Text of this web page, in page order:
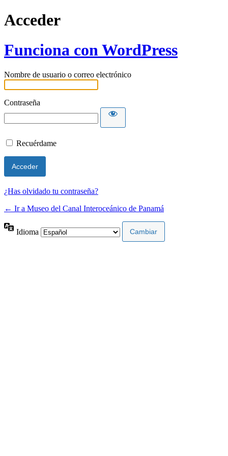
Acceder
Funciona con WordPress
Nombre de usuario o correo electrónico
Contraseña
Recuérdame
¿Has olvidado tu contraseña?
← Ir a Museo del Canal Interoceánico de Panamá
Idioma